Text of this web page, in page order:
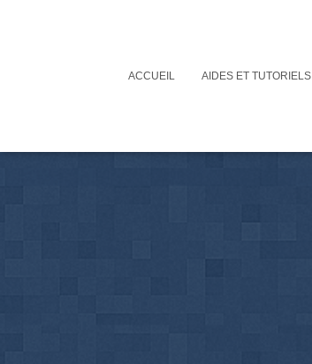
ACCUEIL AIDES ET TUTORIELS